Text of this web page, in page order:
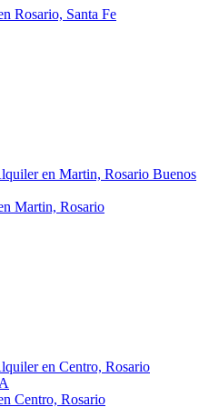
Rosario, Santa Fe
Martin, Rosario
Centro, Rosario